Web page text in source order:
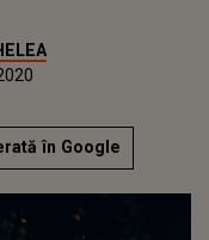
în Google